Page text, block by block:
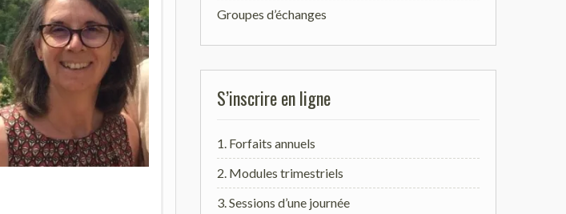
Groupes d’échanges
S’inscrire en ligne
1. Forfaits annuels
2. Modules trimestriels
3. Sessions d’une journée